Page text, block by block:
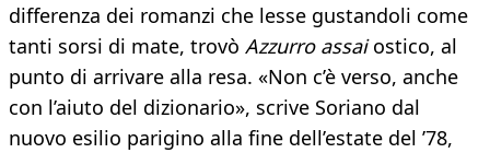
differenza dei romanzi che lesse gustandoli come
tanti sorsi di mate, trovò Azzurro assaiostico, al
punto di arrivare alla resa. «Non c’è verso, anche
con l’aiuto del dizionario», scrive Soriano dal
nuovo esilio parigino alla fine dell’estate del ’78,